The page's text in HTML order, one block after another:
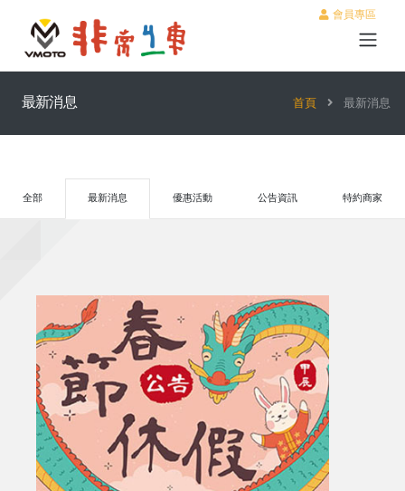
會員專區
最新消息 首頁 最新消息
全部 最新消息 優惠活動 公告資訊 特約商家